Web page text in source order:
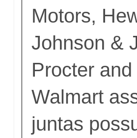
Motors,
Johnson &
Procter
Walmart
juntas